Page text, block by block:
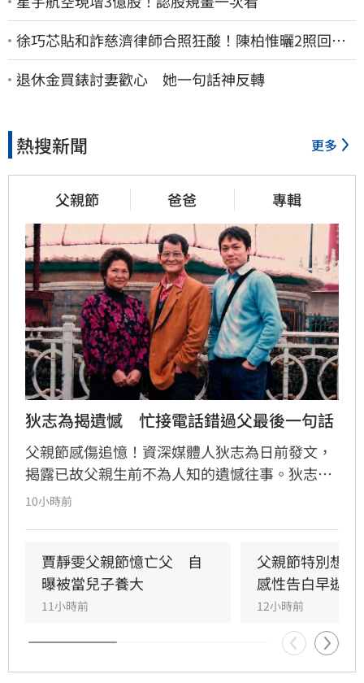
徐巧芯貼和詐慈濟律師合照狂酸！陳柏惟曬2照回擊
網笑翻
退休金買錶討妻歡心 她一句話神反轉
熱搜新聞 更多
父親節 爸爸 專輯
狄志為揭遺憾　忙接電話錯過父最後一句話
父親節感傷追憶！資深媒體人狄志為日前發文，
揭露已故父親生前不為人知的遺憾往事。狄志為
透露，父親一生以海為家，兩人相處時間極少，
在門外落淚。最讓狄志為心碎的是，當年陪病重
父親曬太陽時，自己因忙於接工作電話而忽視了
父親，沒想到那竟是父子最後的相處，父親回房
後便陷入永眠。這段錯過的對話成為他20年來心
中最深的遺憾，他以此感嘆，有些電話晚點接沒
關係，但錯過的親情與話語，可能再也無法挽
10小時前
賈靜雯父親節憶亡父　自
曝被當兒子養大
11小時前
父親節特別想
感性告白早逝父
12小時前